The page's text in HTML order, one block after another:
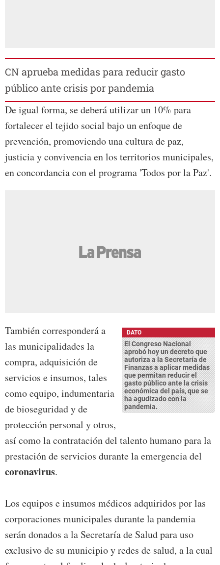
CN aprueba medidas para reducir gasto
público ante crisis por pandemia
De igual forma, se deberá utilizar un 10% para
fortalecer el tejido social bajo un enfoque de
prevención, promoviendo una cultura de paz,
justicia y convivencia en los territorios municipales,
en concordancia con el programa 'Todos por la Paz'.
DATO
El Congreso Nacional
aprobó hoy un decreto que
autoriza a la Secretaría de
Finanzas a aplicar medidas
que permitan reducir el
gasto público ante la crisis
económica del país, que se
ha agudizado con la
pandemia.
También corresponderá a
las municipalidades la
compra, adquisición de
servicios e insumos, tales
como equipo, indumentaria
de bioseguridad y de
protección personal y otros,
así como la contratación del talento humano para la
prestación de servicios durante la emergencia del
coronavirus.
Los equipos e insumos médicos adquiridos por las
corporaciones municipales durante la pandemia
serán donados a la Secretaría de Salud para uso
exclusivo de su municipio y redes de salud, a la cual